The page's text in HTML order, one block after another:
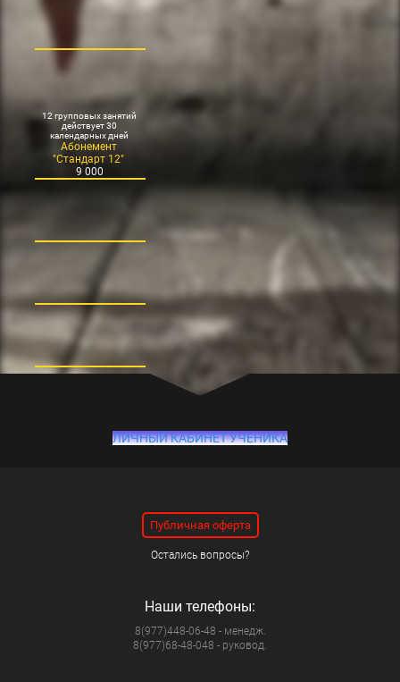
12 групповых занятий
действует 30
календарных дней
Абонемент
"Стандарт 12"
9 000
ЛИЧНЫЙ КАБИНЕТ УЧЕНИКА
Публичная оферта
Остались вопросы?
Наши телефоны:
8(977)448-06-48 - менедж.
8(977)68-48-048 - руковод.